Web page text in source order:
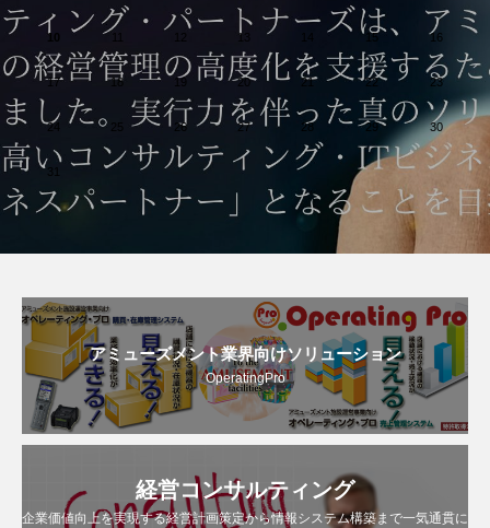
10 12 13 15 16
17 18 19 20 21 22 23
24 25 26 27 28 29 30
31
アミューズメント業界向けソリューション
OperatingPro
経営コンサルティング
企業価値向上を実現する経営計画策定から情報システム構築まで一気通貫に